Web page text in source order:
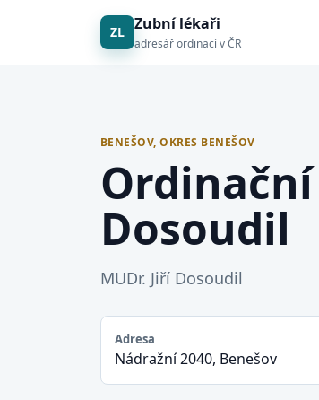
ZL Zubní lékaři
adresář ordinací v ČR
BENEŠOV, OKRES BENEŠOV
Dosoudil
MUDr. Jiří Dosoudil
Adresa
Nádražní 2040, Benešov